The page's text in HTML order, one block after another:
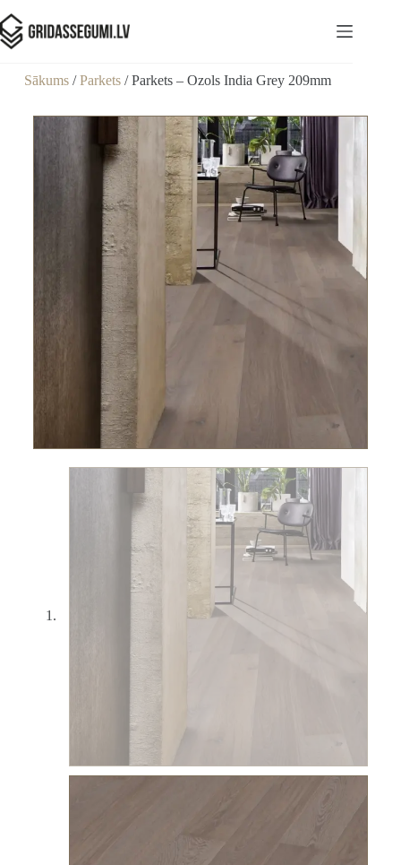
Sākums/Parkets/ Parkets – Ozols India Grey 209mm